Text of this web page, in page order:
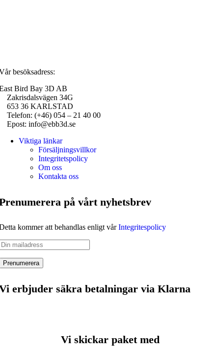
besöksadress:
Bird Bay 3D AB
34G
36 KARLSTAD
(+46) 054 – 21 40 00
info@ebb3d.se
Viktiga länkar
Försäljningsvillkor
Integritetspolicy
Om oss
Kontakta oss
på vårt nyhetsbrev
kommer att behandlas enligt vårIntegritespolicy
erbjuder säkra betalningar via Klarna
Vi skickar paket med